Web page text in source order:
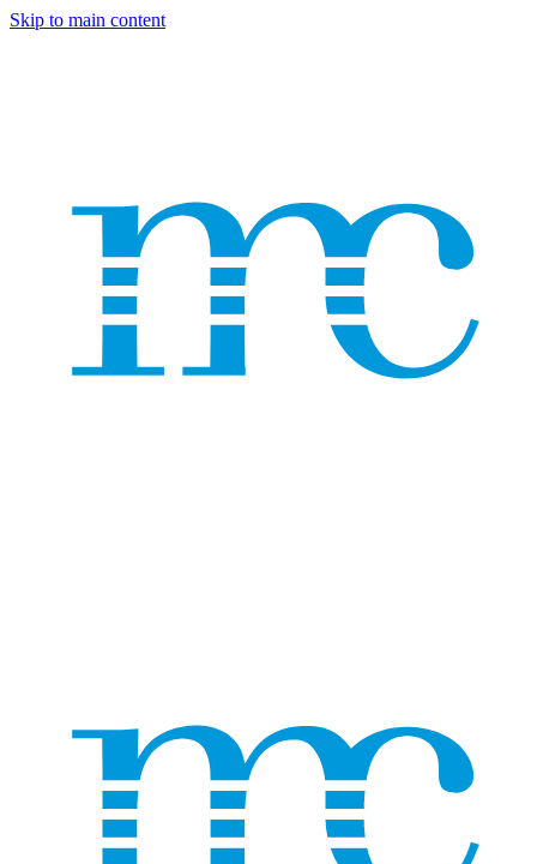
Skip to main content